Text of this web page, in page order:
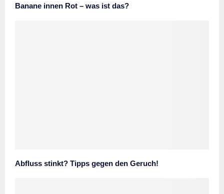
Banane innen Rot – was ist das?
Abfluss stinkt? Tipps gegen den Geruch!